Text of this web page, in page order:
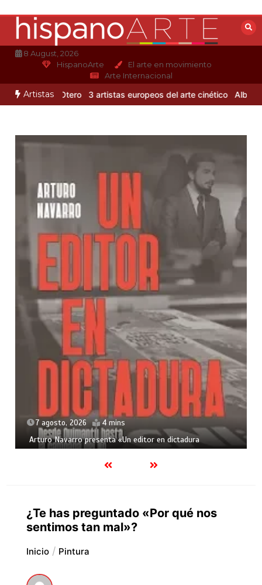
contenido
8 August, 2026
HispanoArte
El arte en movimiento
Arte Internacional
Artistas
Alejandro Otero 3 artistas europeos del arte cinético Albert
7 agosto, 2026 4 mins
Arturo Navarro presenta «Un editor en dictadura
¿Te has preguntado «Por qué nos
sentimos tan mal»?
Inicio Pintura